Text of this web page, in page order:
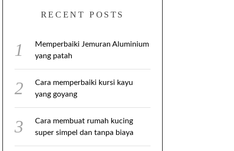
RECENT POSTS
Memperbaiki Jemuran Aluminium
yang patah
Cara memperbaiki kursi kayu
yang goyang
Cara membuat rumah kucing
super simpel dan tanpa biaya